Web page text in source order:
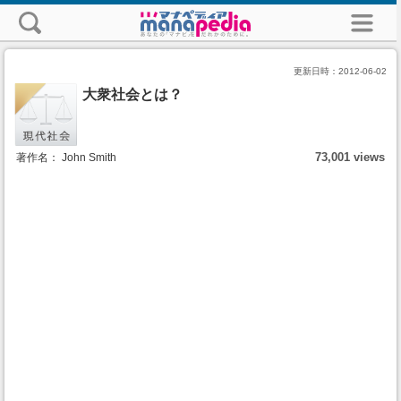
更新日時： 2012-06-02
大衆社会とは？
著作名： John Smith 73,001 views